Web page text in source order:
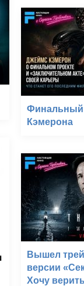
Кэмерона
Вышел
версии
Хочу